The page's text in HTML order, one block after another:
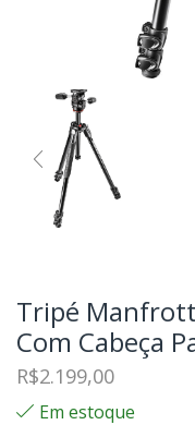
Tripé
Com Cabeça
R$2.199,00
Em estoque